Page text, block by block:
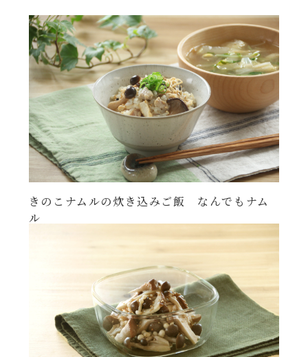
きのこナムルの炊き込みご飯 なんでもナム
ル